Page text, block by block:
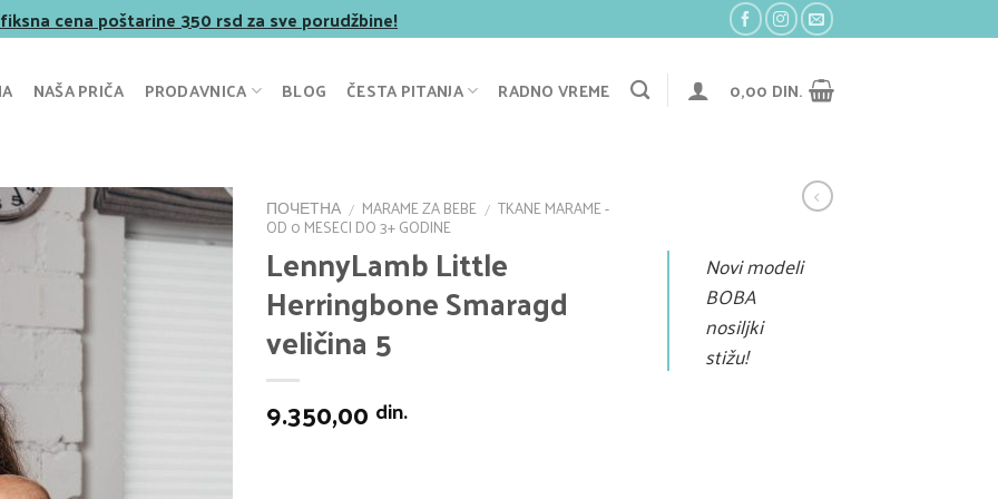
cena poštarine 350 rsd za sve porudžbine!
NAŠA PRIČA PRODAVNICA BLOG ČESTA PITANJA RADNO VREME 0,00 DIN.
ПОЧЕТНА / MARAME ZA BEBE / TKANE MARAME -
OD 0 MESECI DO 3+ GODINE
LennyLamb Little
Herringbone Smaragd
veličina 5
9.350,00 din.
Novi modeli
BOBA
nosiljki
stižu!